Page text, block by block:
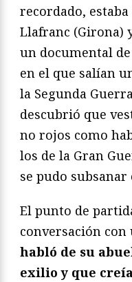
recordado,
Llafranc (Girona)
un documental
en el que salían
la Segunda
descubrió que
no rojos como
los de la Gran
se pudo
El punto de
conversación
habló de su
exilio y que